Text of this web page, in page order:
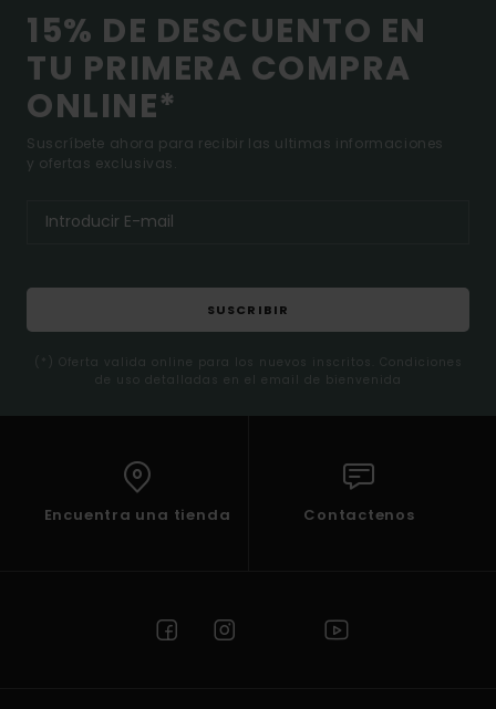
15% DE DESCUENTO EN
TU PRIMERA COMPRA
ONLINE*
Suscríbete ahora para recibir las ultimas informaciones
y ofertas exclusivas.
SUSCRIBIR
(*) Oferta valida online para los nuevos inscritos. Condiciones
de uso detalladas en el email de bienvenida
Encuentra una tienda Contactenos